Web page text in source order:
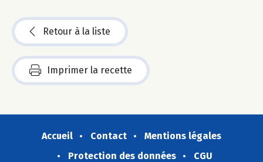
Retour à la liste
Imprimer la recette
Accueil Contact
Mentions légales
Protection des données
CGU